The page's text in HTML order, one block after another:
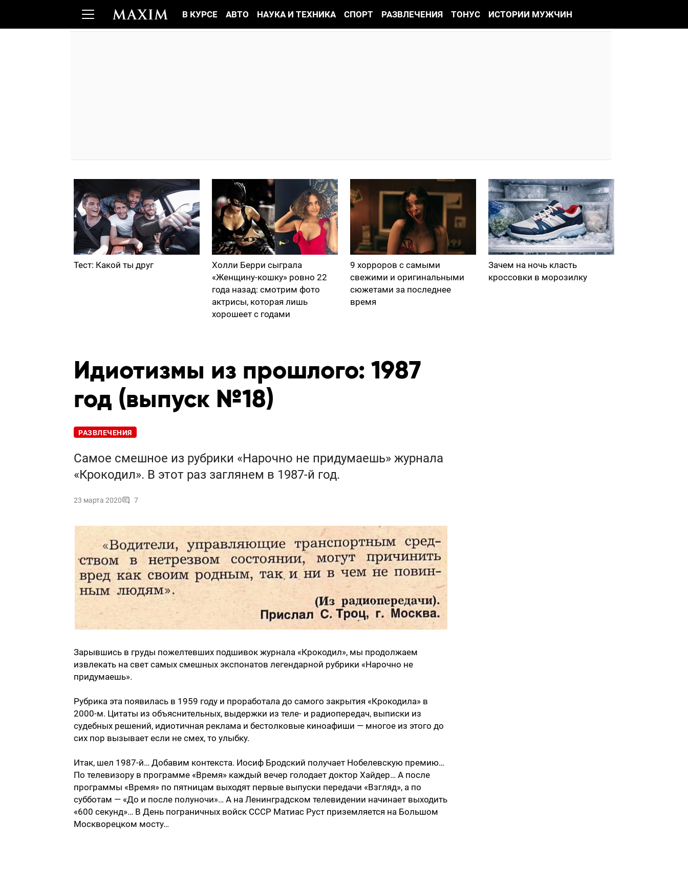
В КУРСЕ АВТО НАУКА И ТЕХНИКА СПОРТ РАЗВЛЕЧЕНИЯ ТОНУС ИСТОРИИ МУЖЧИН
Тест: Какой ты друг
Холли Берри сыграла
«Женщину-кошку» ровно 22
года назад: смотрим фото
актрисы, которая лишь
хорошеет с годами
9 хорроров с самыми
свежими и оригинальными
сюжетами за последнее
время
Зачем на ночь класть
кроссовки в морозилку
Идиотизмы из прошлого: 1987
год (выпуск №18)
РАЗВЛЕЧЕНИЯ
Самое смешное из рубрики «Нарочно не придумаешь» журнала
«Крокодил». В этот раз заглянем в 1987-й год.
23 марта 2020 7
Зарывшись в груды пожелтевших подшивок журнала «Крокодил», мы продолжаем
извлекать на свет самых смешных экспонатов легендарной рубрики «Нарочно не
придумаешь».
Рубрика эта появилась в 1959 году и проработала до самого закрытия «Крокодила» в
2000-м. Цитаты из объяснительных, выдержки из теле- и радиопередач, выписки из
судебных решений, идиотичная реклама и бестолковые киноафиши — многое из этого до
сих пор вызывает если не смех, то улыбку.
Итак, шел 1987-й… Добавим контекста. Иосиф Бродский получает Нобелевскую премию…
По телевизору в программе «Время» каждый вечер голодает доктор Хайдер… А после
программы «Время» по пятницам выходят первые выпуски передачи «Взгляд», а по
субботам — «До и после полуночи»… А на Ленинградском телевидении начинает выходить
«600 секунд»… В День пограничных войск СССР Матиас Руст приземляется на Большом
Москворецком мосту…